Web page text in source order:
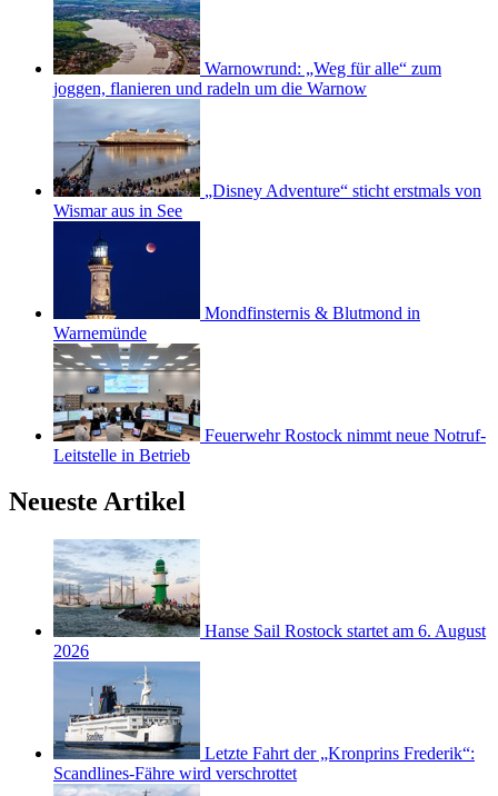
Warnowrund: „Weg für alle“ zum
joggen, flanieren und radeln um die Warnow
„Disney Adventure“ sticht erstmals von
Wismar aus in See
Mondfinsternis & Blutmond in
Warnemünde
Feuerwehr Rostock nimmt neue Notruf-
Leitstelle in Betrieb
Neueste Artikel
Hanse Sail Rostock startet am 6. August
2026
Letzte Fahrt der „Kronprins Frederik“:
Scandlines-Fähre wird verschrottet